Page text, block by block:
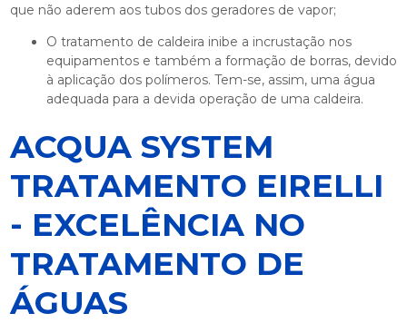
que não aderem aos tubos dos geradores de vapor;
O tratamento de caldeira inibe a incrustação nos
equipamentos e também a formação de borras, devido
à aplicação dos polímeros. Tem-se, assim, uma água
adequada para a devida operação de uma caldeira.
ACQUA SYSTEM
TRATAMENTO EIRELLI
- EXCELÊNCIA NO
TRATAMENTO DE
ÁGUAS